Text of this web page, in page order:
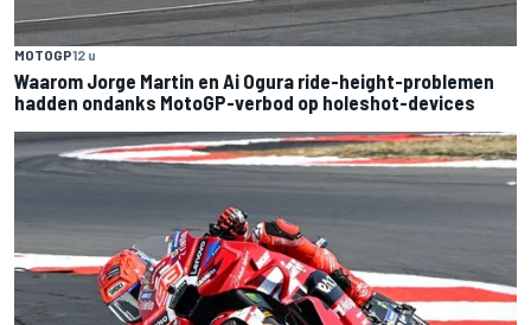
MOTOGP12 u
Waarom Jorge Martin en Ai Ogura ride-height-problemen
hadden ondanks MotoGP-verbod op holeshot-devices